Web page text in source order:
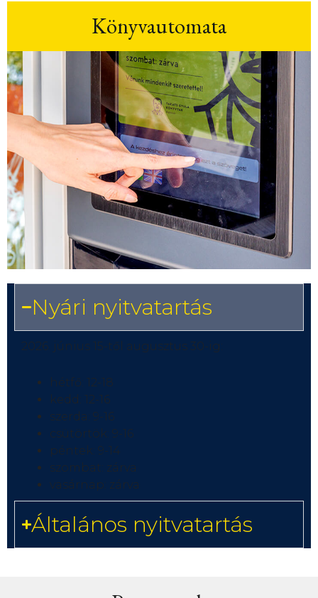
Könyvautomata
Nyári nyitvatartás
2026. június 15-től augusztus 30-ig:
hétfő: 12-18
kedd: 12-16
szerda: 9-16
csütörtök: 9-16
péntek: 9-14
szombat: zárva
vasárnap: zárva
Általános nyitvatartás